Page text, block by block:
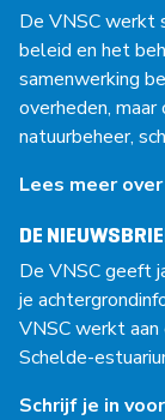
De VNSC werkt
beleid en het
samenwerking
overheden,
natuurbeheer,
Lees meer
DE
De VNSC geeft
je
VNSC werkt
Schelde-
Schrijf je in